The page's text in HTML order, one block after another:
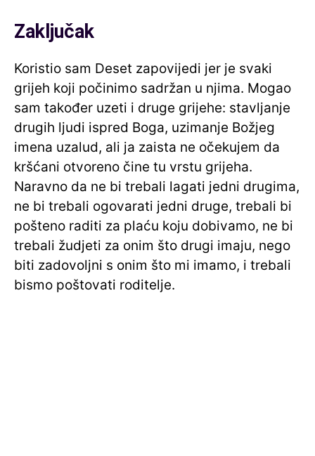
Zaključak
Koristio sam Deset zapovijedi jer je svaki
grijeh koji počinimo sadržan u njima. Mogao
sam također uzeti i druge grijehe: stavljanje
drugih ljudi ispred Boga, uzimanje Božjeg
imena uzalud, ali ja zaista ne očekujem da
kršćani otvoreno čine tu vrstu grijeha.
Naravno da ne bi trebali lagati jedni drugima,
ne bi trebali ogovarati jedni druge, trebali bi
pošteno raditi za plaću koju dobivamo, ne bi
trebali žudjeti za onim što drugi imaju, nego
biti zadovoljni s onim što mi imamo, i trebali
bismo poštovati roditelje.